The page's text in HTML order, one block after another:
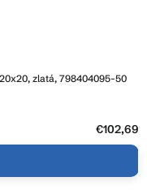
zlatá, 798404095-50
€102,69